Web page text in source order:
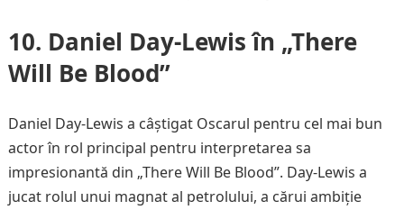
10. Daniel Day-Lewis în „There
Will Be Blood”
Daniel Day-Lewis a câștigat Oscarul pentru cel mai bun
actor în rol principal pentru interpretarea sa
impresionantă din „There Will Be Blood”. Day-Lewis a
jucat rolul unui magnat al petrolului, a cărui ambiție